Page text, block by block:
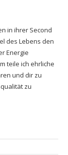
in ihrer Second
des Lebens den
Energie
teile ich ehrliche
und dir zu
zu